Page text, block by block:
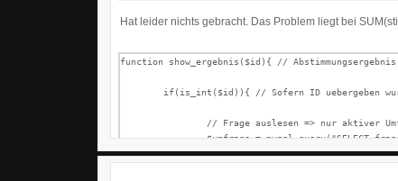
Hat leider nichts gebracht. Das Problem liegt bei
function show_ergebnis($id){ // Abstimmungsergebnis
$umfrage = mysql_query("SELECT